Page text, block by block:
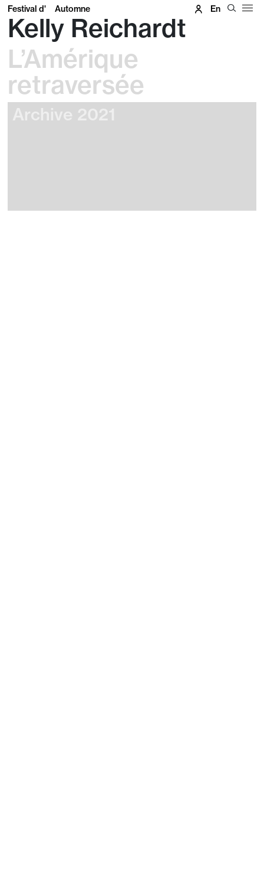
Festival d' Automne En
Kelly Reichardt
L’Amérique
retraversée